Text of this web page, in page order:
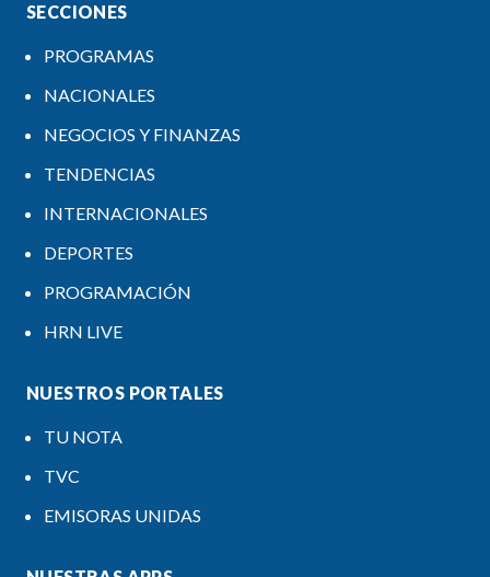
SECCIONES
PROGRAMAS
NACIONALES
NEGOCIOS Y FINANZAS
TENDENCIAS
INTERNACIONALES
DEPORTES
PROGRAMACIÓN
HRN LIVE
NUESTROS PORTALES
TU NOTA
TVC
EMISORAS UNIDAS